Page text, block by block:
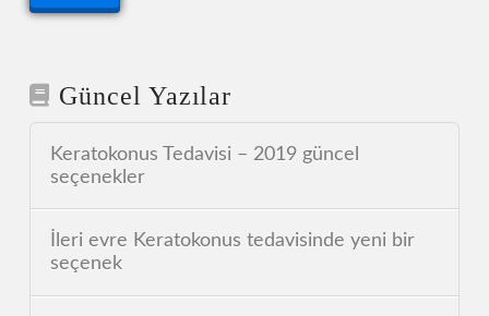
Güncel Yazılar
Keratokonus Tedavisi – 2019 güncel
seçenekler
İleri evre Keratokonus tedavisinde yeni bir
seçenek